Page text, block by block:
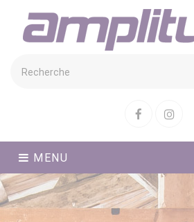
Facebook
MENU
Cookies management panel